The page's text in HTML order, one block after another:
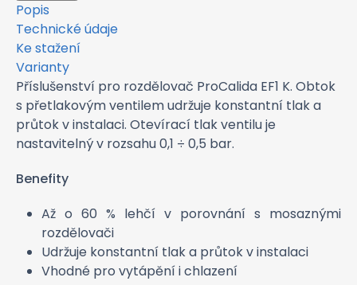
Popis
Technické údaje
Ke stažení
Varianty
Příslušenství pro rozdělovač ProCalida EF1 K. Obtok
s přetlakovým ventilem udržuje konstantní tlak a
průtok v instalaci. Otevírací tlak ventilu je
nastavitelný v rozsahu 0,1 ÷ 0,5 bar.
Benefity
Až o 60 % lehčí v porovnání s mosaznými
rozdělovači
Udržuje konstantní tlak a průtok v instalaci
Vhodné pro vytápění i chlazení